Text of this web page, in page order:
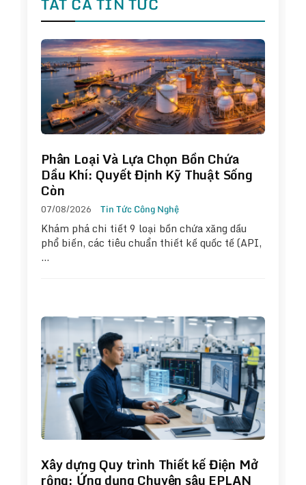
Phân Loại Và Lựa Chọn Bồn Chứa
Dầu Khí: Quyết Định Kỹ Thuật Sống
Còn
07/08/2026 Tin Tức Công Nghệ
Khám phá chi tiết 9 loại bồn chứa xăng dầu
phổ biến, các tiêu chuẩn thiết kế quốc tế (API,
…
Xây dựng Quy trình Thiết kế Điện Mở
rộng: Ứng dụng Chuyên sâu EPLAN